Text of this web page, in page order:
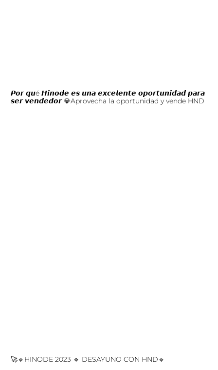
𝙋𝙤𝙧 𝙦𝙪é 𝙃𝙞𝙣𝙤𝙙𝙚 𝙚𝙨 𝙪𝙣𝙖 𝙚𝙭𝙘𝙚𝙡𝙚𝙣𝙩𝙚 𝙤𝙥𝙤𝙧𝙩𝙪𝙣𝙞𝙙𝙖𝙙 𝙥𝙖𝙧𝙖
𝙨𝙚𝙧 𝙫𝙚𝙣𝙙𝙚𝙙𝙤𝙧 💎Aprovecha la oportunidad y vende HND
🚀🔹HINODE 2023 🔹 DESAYUNO CON HND🔹